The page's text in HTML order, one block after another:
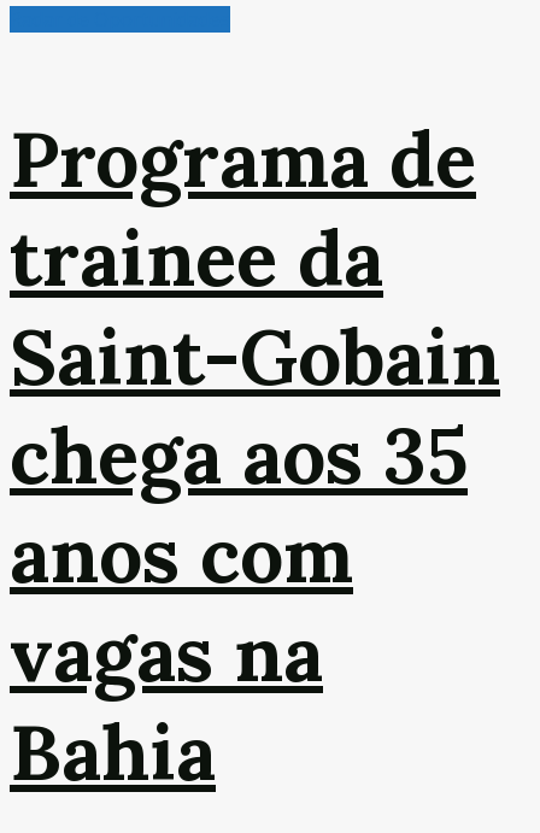
Programa de
trainee da
Saint-Gobain
chega aos 35
anos com
vagas na
Bahia